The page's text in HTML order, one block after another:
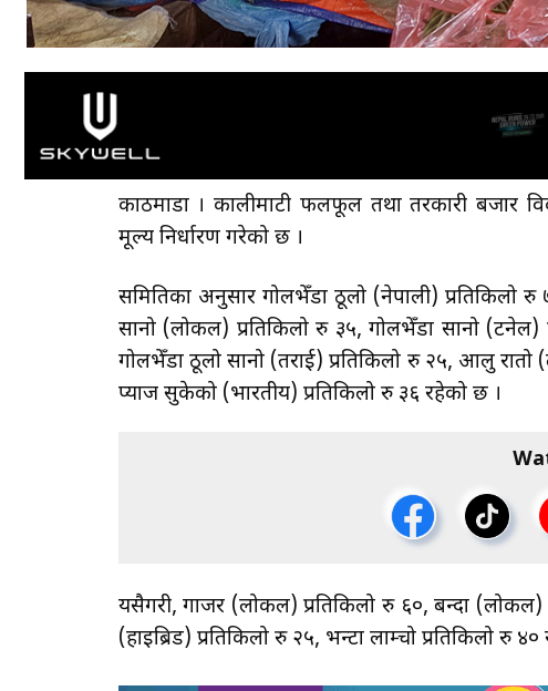
काठमाडौँ । कालीमाटी फलफूल तथा तरकारी
मूल्य निर्धारण गरेको छ ।
समितिका अनुसार गोलभेँडा ठूलो (नेपाली) प्रतिकिलो
सानो (लोकल) प्रतिकिलो रु ३५, गोलभेँडा सानो (टनेल)
गोलभेँडा ठूलो सानो (तराई) प्रतिकिलो रु २५, आलु रातो
प्याज सुकेको (भारतीय) प्रतिकिलो रु ३६ रहेको छ ।
यसैगरी, गाजर (लोकल) प्रतिकिलो रु ६०, बन्दा (लोकल)
(हाइब्रिड) प्रतिकिलो रु २५, भन्टा लाम्चो प्रतिकिलो रु